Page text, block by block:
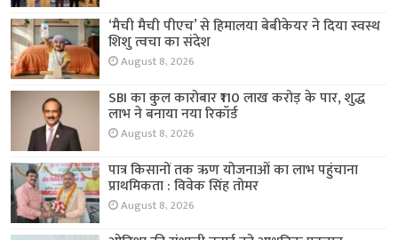
‘मैची मैची पीएच’ से हिमालया बेबीकेयर ने दिया स्वस्थ
शिशु त्वचा का संदेश
August 8, 2026
SBI का कुल कारोबार ₹110 लाख करोड़ के पार, शुद्ध
लाभ ने बनाया नया रिकॉर्ड
August 8, 2026
पात्र किसानों तक ऋण योजनाओं का लाभ पहुंचाना
प्राथमिकता : विवेक सिंह तोमर
August 8, 2026